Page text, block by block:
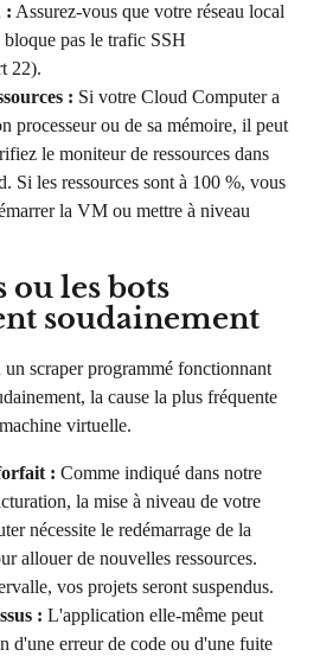
: Assurez-vous que votre réseau local
pas le trafic SSH
22).
: Si votre Cloud Computer a
processeur ou de sa mémoire, il peut
le moniteur de ressources dans
Si les ressources sont à 100 %, vous
la VM ou mettre à niveau
ou les bots
soudainement
scraper programmé fonctionnant
la cause la plus fréquente
virtuelle.
: Comme indiqué dans notre
la mise à niveau de votre
nécessite le redémarrage de la
allouer de nouvelles ressources.
vos projets seront suspendus.
: L'application elle-même peut
d'une erreur de code ou d'une fuite